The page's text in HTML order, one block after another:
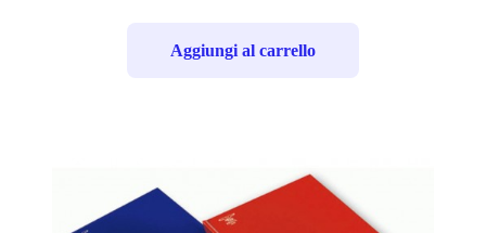
Aggiungi al carrello